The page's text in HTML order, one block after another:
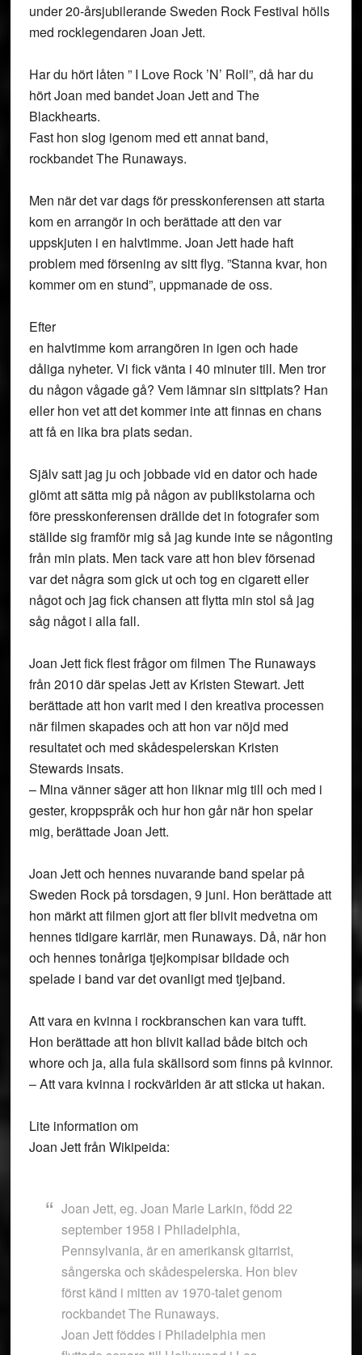
under 20-årsjubilerande Sweden Rock Festival hölls
med rocklegendaren Joan Jett.
Har du hört låten ” I Love Rock ’N’ Roll”, då har du
hört Joan med bandet Joan Jett and The
Blackhearts.
Fast hon slog igenom med ett annat band,
rockbandet The Runaways.
Men när det var dags för presskonferensen att starta
kom en arrangör in och berättade att den var
uppskjuten i en halvtimme. Joan Jett hade haft
problem med försening av sitt flyg. ”Stanna kvar, hon
kommer om en stund”, uppmanade de oss.
Efter
en halvtimme kom arrangören in igen och hade
dåliga nyheter. Vi fick vänta i 40 minuter till. Men tror
du någon vågade gå? Vem lämnar sin sittplats? Han
eller hon vet att det kommer inte att finnas en chans
att få en lika bra plats sedan.
Själv satt jag ju och jobbade vid en dator och hade
glömt att sätta mig på någon av publikstolarna och
före presskonferensen drällde det in fotografer som
ställde sig framför mig så jag kunde inte se någonting
från min plats. Men tack vare att hon blev försenad
var det några som gick ut och tog en cigarett eller
något och jag fick chansen att flytta min stol så jag
såg något i alla fall.
Joan Jett fick flest frågor om filmen The Runaways
från 2010 där spelas Jett av Kristen Stewart. Jett
berättade att hon varit med i den kreativa processen
när filmen skapades och att hon var nöjd med
resultatet och med skådespelerskan Kristen
Stewards insats.
– Mina vänner säger att hon liknar mig till och med i
gester, kroppspråk och hur hon går när hon spelar
mig, berättade Joan Jett.
Joan Jett och hennes nuvarande band spelar på
Sweden Rock på torsdagen, 9 juni. Hon berättade att
hon märkt att filmen gjort att fler blivit medvetna om
hennes tidigare karriär, men Runaways. Då, när hon
och hennes tonåriga tjejkompisar bildade och
spelade i band var det ovanligt med tjejband.
Att vara en kvinna i rockbranschen kan vara tufft.
Hon berättade att hon blivit kallad både bitch och
whore och ja, alla fula skällsord som finns på kvinnor.
– Att vara kvinna i rockvärlden är att sticka ut hakan.
Lite information om
Joan Jett från Wikipeida:
Joan Jett, eg. Joan Marie Larkin, född 22
september 1958 i Philadelphia,
Pennsylvania, är en amerikansk gitarrist,
sångerska och skådespelerska. Hon blev
först känd i mitten av 1970-talet genom
rockbandet The Runaways.
Joan Jett föddes i Philadelphia men